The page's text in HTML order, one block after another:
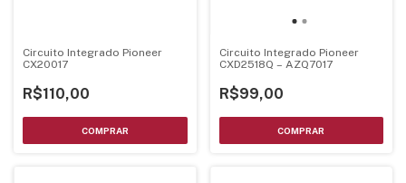
Circuito Integrado Pioneer
CX20017
R$110,00
Circuito Integrado Pioneer
CXD2518Q – AZQ7017
R$99,00